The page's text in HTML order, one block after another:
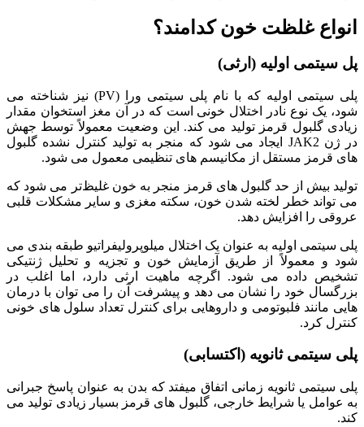
انواع غلظت خون کدامند؟
پل ‌سیتمی اولیه (ارثی)
پلی سیتمی اولیه که با نام پلی سیتمی ورا (PV) نیز شناخته می‌
شود، یک نوع نادر اختلال خونی است که در آن مغز استخوان مقدار
زیادی گلبول قرمز تولید می‌ کند. این وضعیت معمولاً توسط جهش
در ژن JAK2 ایجاد می‌ شود که منجر به تولید کنترل نشده گلبول‌
های قرمز مستقل از مکانیسم‌ های تنظیمی معمول می‌ شود.
تولید بیش از حد گلبول‌ های قرمز منجر به خون غلیظ‌تر می‌ شود که
می‌ تواند خطر لخته شدن خون، سکته مغزی و سایر مشکلات قلبی
عروقی را افزایش دهد.
پلی سیتمی اولیه به عنوان یک اختلال میلوپرولیفراتیو طبقه بندی می‌
شود و معمولاً از طریق آزمایش خون و تجزیه و تحلیل ژنتیکی
تشخیص داده می‌ شود. اگرچه ماهیت ارثی دارد، اما اغلب در
بزرگسال خود را نشان می‌ دهد و پیشرفت آن را می‌ توان با درمان‌
هایی مانند فلبوتومی و داروهایی برای کنترل تعداد سلول‌ های خونی
کنترل کرد.
پلی سیتمی ثانویه (اکتسابی)
پلی سیتمی ثانویه زمانی اتفاق میفتد که بدن به عنوان پاسخ جبرانی
به عوامل یا شرایط خارجی، گلبول‌ های قرمز بسیار زیادی تولید می‌
کند.